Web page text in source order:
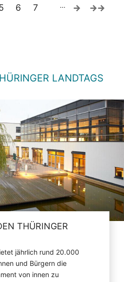
6 7 …
LANDTAGS
THÜRINGER
jährlich rund 20.000
und Bürgern die
von innen zu